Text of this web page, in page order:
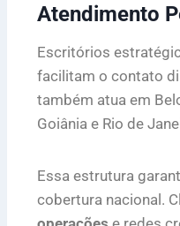
Atendimento
Escritórios
facilitam o contato
também atua em
Goiânia e Rio de
Essa estrutura
cobertura nacional.